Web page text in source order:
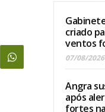
criado
ventos
07/08/2026
Angra
após
fortes